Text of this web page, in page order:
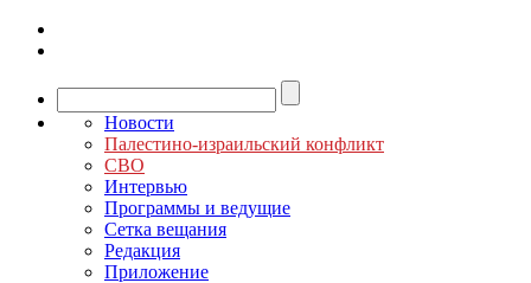
Новости
Палестино-израильский конфликт
СВО
Интервью
Программы и ведущие
Сетка вещания
Редакция
Приложение